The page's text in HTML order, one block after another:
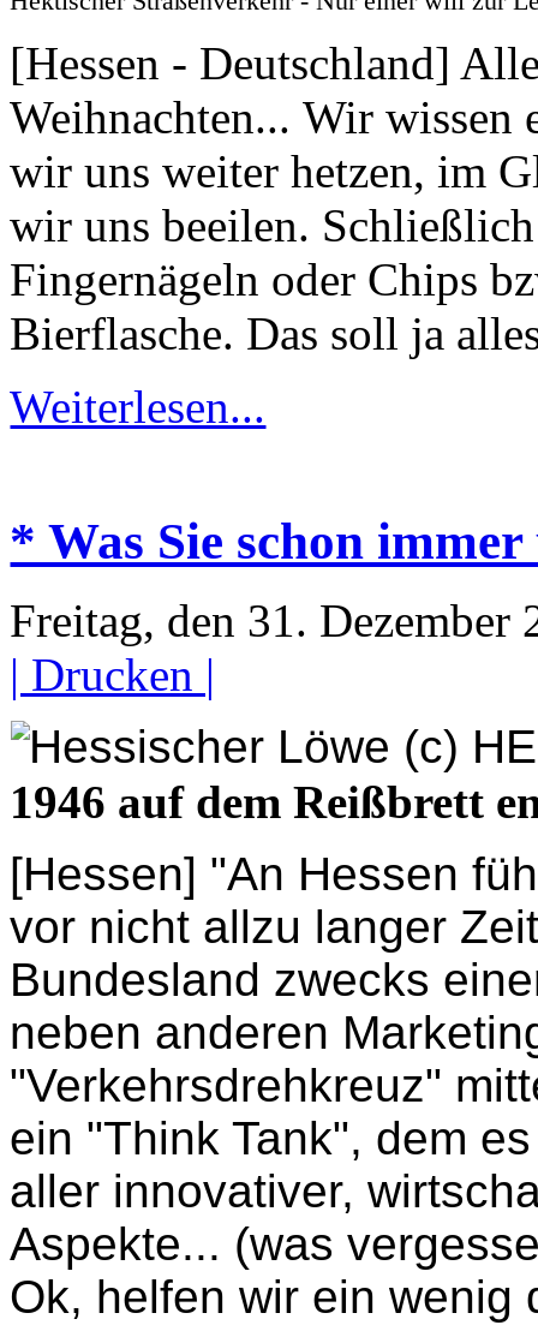
[Hessen - Deutschland]
Weihnachten... Wir wissen
wir uns weiter hetzen, im
wir uns beeilen.
Fingernägeln oder Chips
Bierflasche. Das soll ja
Weiterlesen...
* Was Sie schon
Freitag, den 31.
| Drucken |
1946 auf dem Reißbrett
[Hessen] "An Hessen
vor nicht allzu langer
Bundesland zwecks
neben anderen
"Verkehrsdrehkreuz"
ein "Think Tank", dem
aller innovativer,
Aspekte... (was
Ok, helfen wir ein wenig